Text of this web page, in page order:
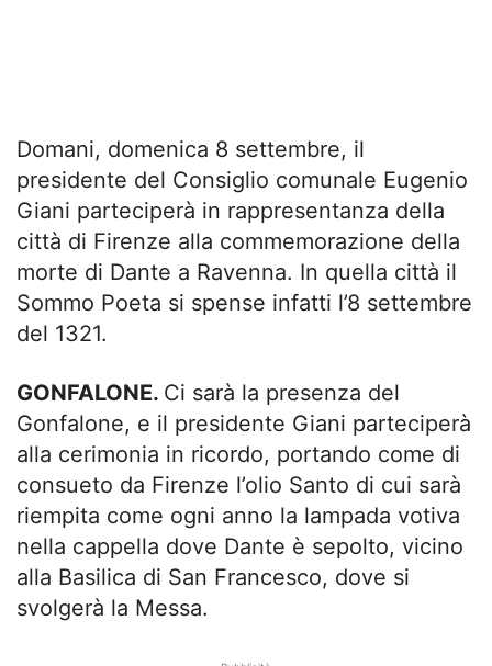
Domani, domenica 8 settembre, il
presidente del Consiglio comunale Eugenio
Giani parteciperà in rappresentanza della
città di Firenze alla commemorazione della
morte di Dante a Ravenna. In quella città il
Sommo Poeta si spense infatti l’8 settembre
del 1321.
GONFALONE. Ci sarà la presenza del
Gonfalone, e il presidente Giani parteciperà
alla cerimonia in ricordo, portando come di
consueto da Firenze l’olio Santo di cui sarà
riempita come ogni anno la lampada votiva
nella cappella dove Dante è sepolto, vicino
alla Basilica di San Francesco, dove si
svolgerà la Messa.